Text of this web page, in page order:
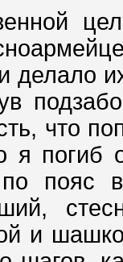
делало
что
я погиб
пояс
и